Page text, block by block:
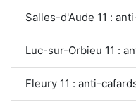
Salles-d'Aude 11 :
Luc-sur-Orbieu 11 :
Fleury 11 : anti-